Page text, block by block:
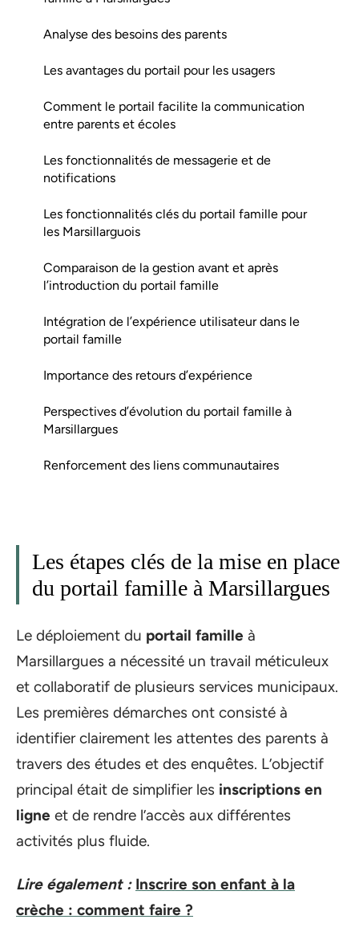
Analyse des besoins des parents
Les avantages du portail pour les usagers
Comment le portail facilite la communication
entre parents et écoles
Les fonctionnalités de messagerie et de
notifications
Les fonctionnalités clés du portail famille pour
les Marsillarguois
Comparaison de la gestion avant et après
l’introduction du portail famille
Intégration de l’expérience utilisateur dans le
portail famille
Importance des retours d’expérience
Perspectives d’évolution du portail famille à
Marsillargues
Renforcement des liens communautaires
Les étapes clés de la mise en place
du portail famille à Marsillargues
Le déploiement du portail famille à
Marsillargues a nécessité un travail méticuleux
et collaboratif de plusieurs services municipaux.
Les premières démarches ont consisté à
identifier clairement les attentes des parents à
travers des études et des enquêtes. L’objectif
principal était de simplifier les inscriptions en
ligne et de rendre l’accès aux différentes
activités plus fluide.
Lire également : Inscrire son enfant à la
crèche : comment faire ?